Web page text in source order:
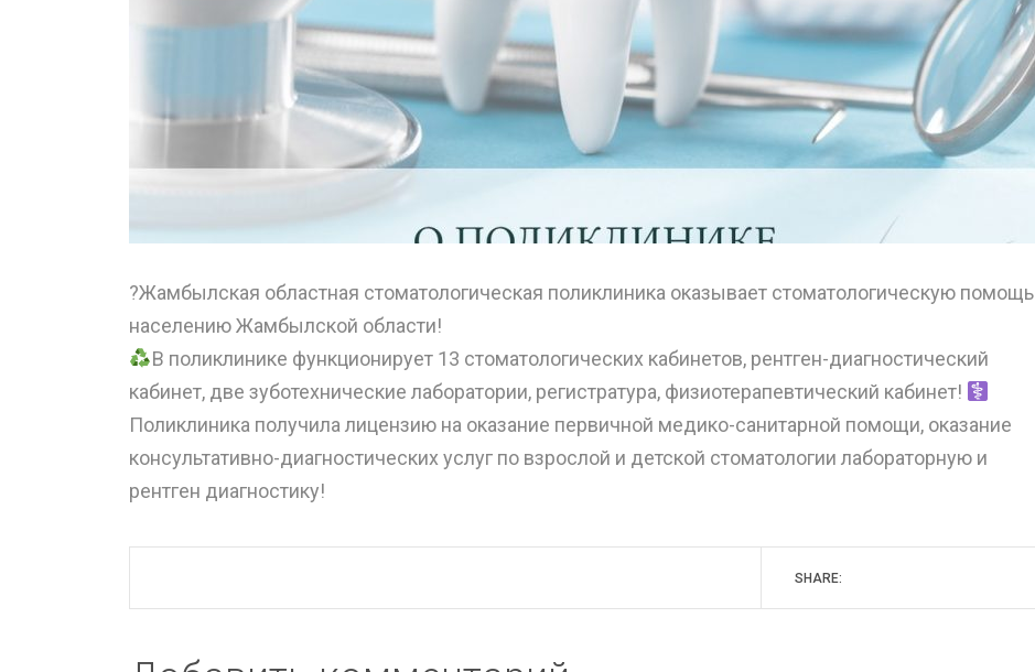
?Жамбылская областная стоматологическая поликлиника оказывает стоматологическую помощь
населению Жамбылской области!
В поликлинике функционирует 13 стоматологических кабинетов, рентген-диагностический
кабинет, две зуботехнические лаборатории, регистратура, физиотерапевтический кабинет!
Поликлиника получила лицензию на оказание первичной медико-санитарной помощи, оказание
консультативно-диагностических услуг по взрослой и детской стоматологии лабораторную и
рентген диагностику!
SHARE: